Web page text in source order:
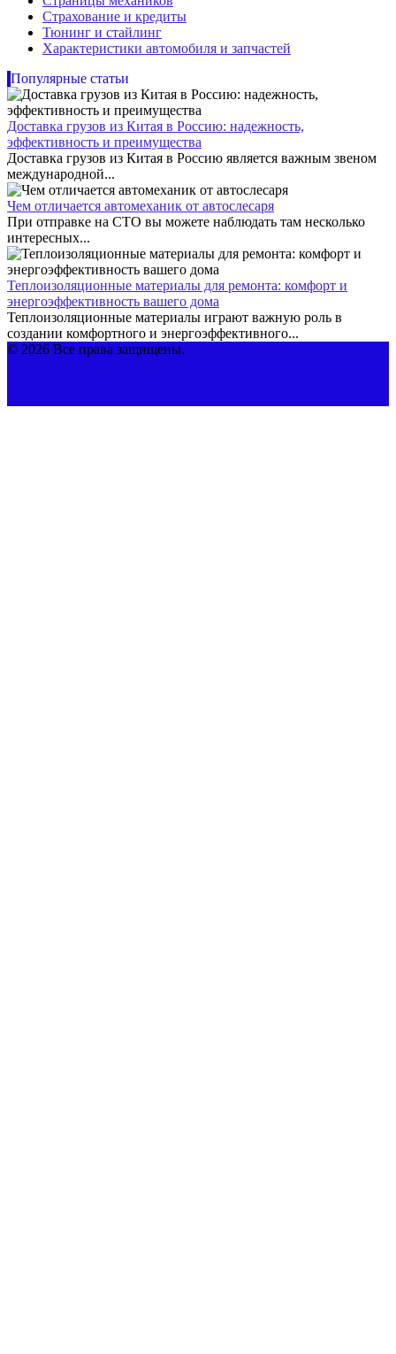
Страхование и кредиты
Тюнинг и стайлинг
Характеристики автомобиля и запчастей
Популярные статьи
Доставка грузов из Китая в Россию: надежность,
эффективность и преимущества
Доставка грузов из Китая в Россию является важным звеном
международной...
Чем отличается автомеханик от автослесаря
При отправке на СТО вы можете наблюдать там несколько
интересных...
Теплоизоляционные материалы для ремонта: комфорт и
энергоэффективность вашего дома
Теплоизоляционные материалы играют важную роль в
создании комфортного и энергоэффективного...
© 2026 Все права защищены.